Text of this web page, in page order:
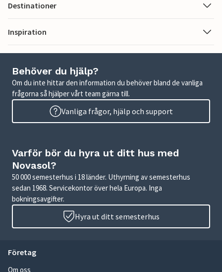
Destinationer
Inspiration
Behöver du hjälp?
Om du inte hittar den information du behöver bland de vanliga
frågorna så hjälper vårt team gärna till.
Vanliga frågor, hjälp och support
Varför bör du hyra ut ditt hus med
Novasol?
50 000 semesterhus i 18 länder. Uthyrning av semesterhus
sedan 1968. Servicekontor över hela Europa. Inga
bokningsavgifter.
Hyra ut ditt semesterhus
Företag
Om oss